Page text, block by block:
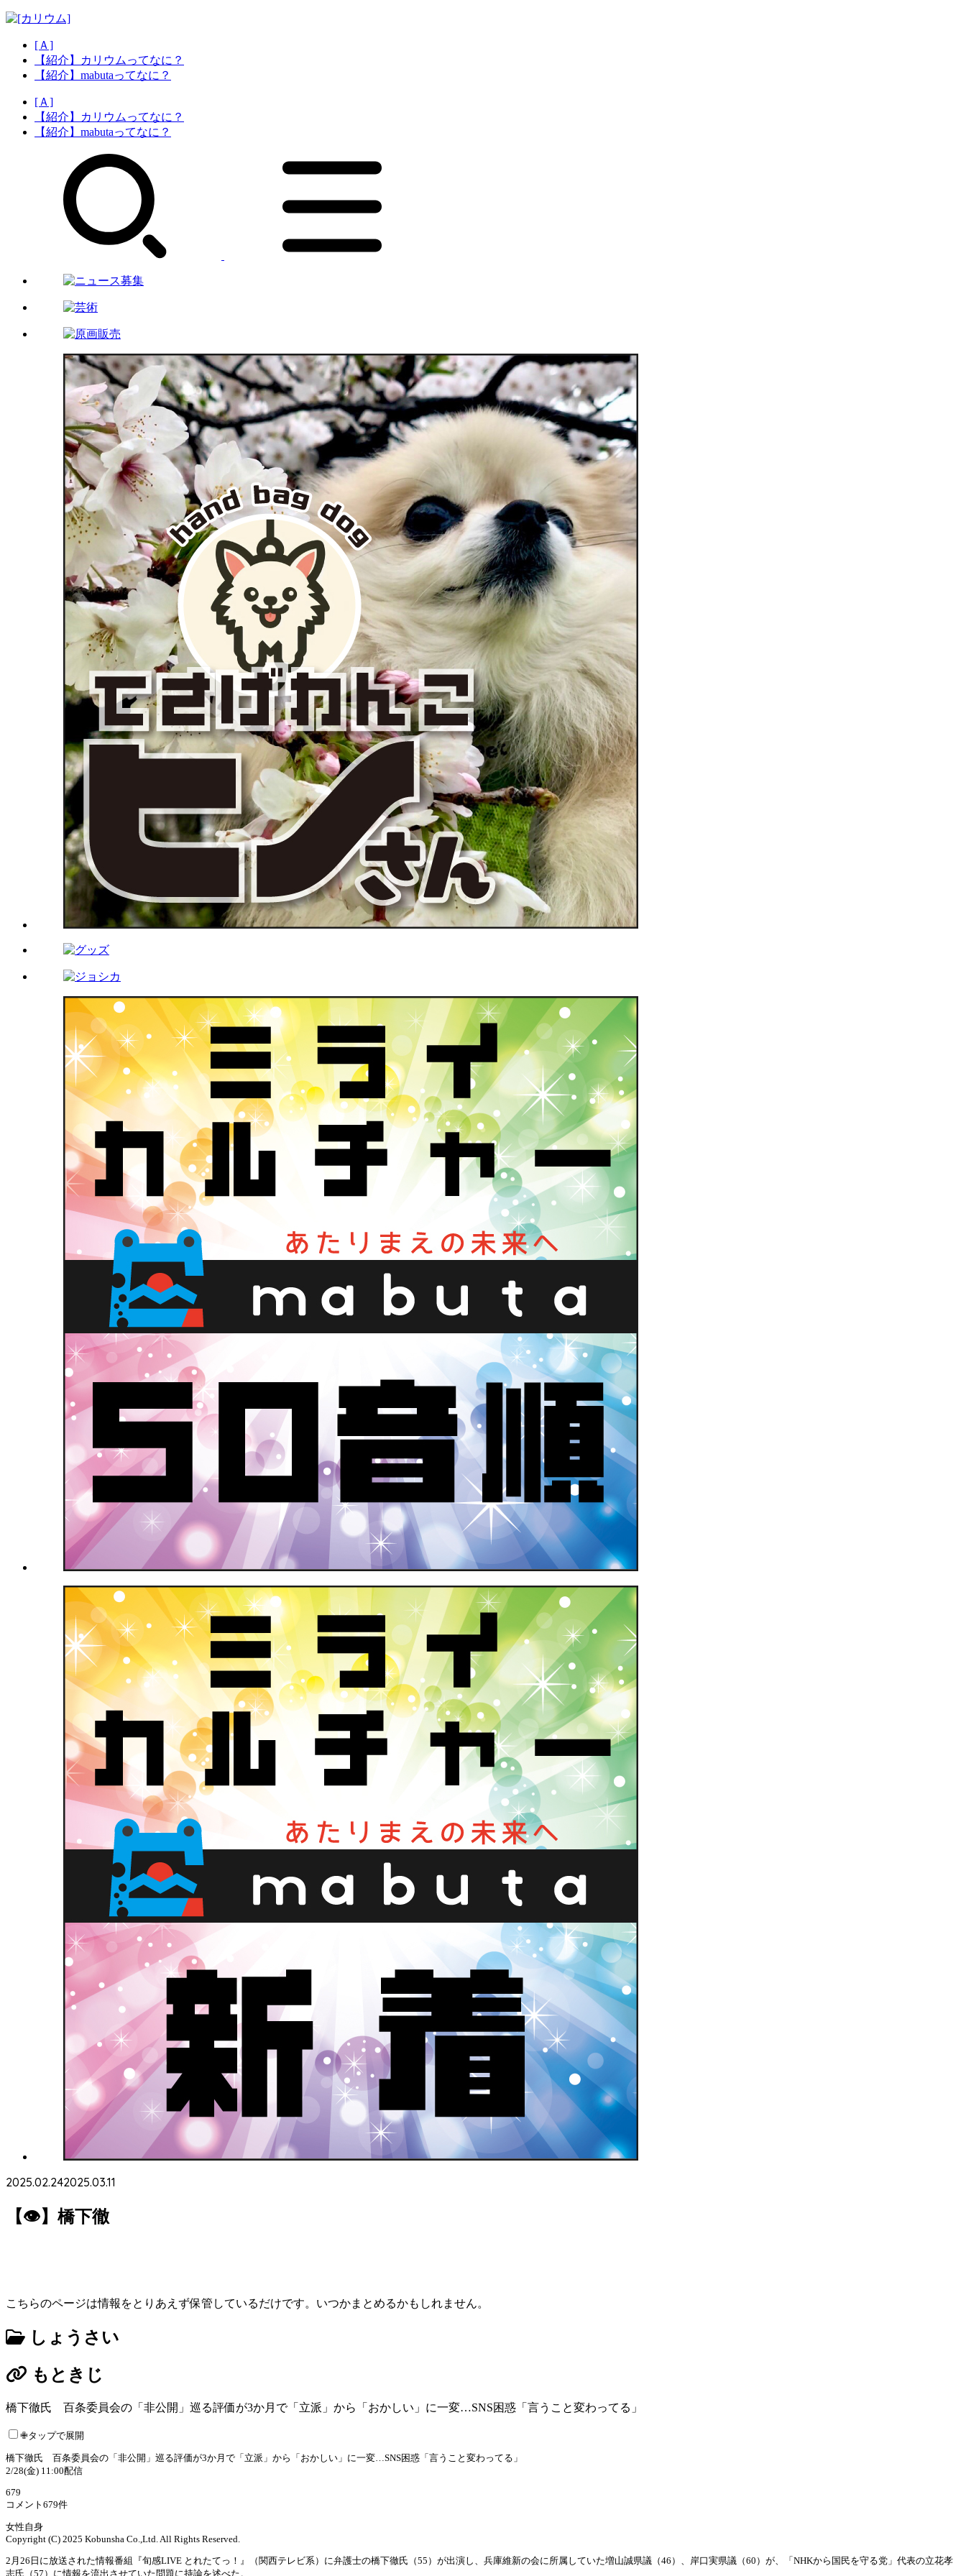
[Ａ]
【紹介】カリウムってなに？
【紹介】mabutaってなに？
[Ａ]
【紹介】カリウムってなに？
【紹介】mabutaってなに？
2025.02.242025.03.11
【👁】橋下徹
こちらのページは情報をとりあえず保管しているだけです。いつかまとめるかもしれません。
しょうさい
もときじ
橋下徹氏 百条委員会の「非公開」巡る評価が3か月で「立派」から「おかしい」に一変…SNS困惑「言うこと変わってる」
✙タップで展開
橋下徹氏 百条委員会の「非公開」巡る評価が3か月で「立派」から「おかしい」に一変…SNS困惑「言うこと変わってる」
2/28(金) 11:00配信
679
コメント679件
女性自身
Copyright (C) 2025 Kobunsha Co.,Ltd. All Rights Reserved.
2月26日に放送された情報番組『旬感LIVE とれたてっ！』（関西テレビ系）に弁護士の橋下徹氏（55）が出演し、兵庫維新の会に所属していた増山誠県議（46）、岸口実県議（60）が、「NHKから国民を守る党」代表の立花孝
志氏（57）に情報を流出させていた問題に持論を述べた。